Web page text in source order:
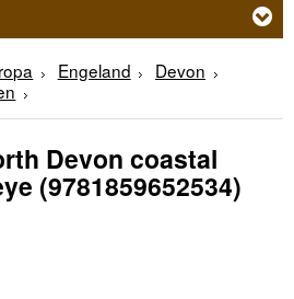
Engeland
Devon
Devon coastal
(9781859652534)